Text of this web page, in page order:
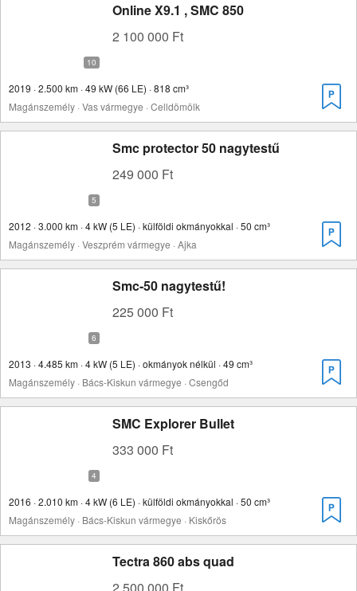
Online X9.1 , SMC 850
2 100 000 Ft
2019 · 2.500 km · 49 kW (66 LE) · 818 cm³
Magánszemély · Vas vármegye · Celldömölk
Smc protector 50 nagytestű
249 000 Ft
2012 · 3.000 km · 4 kW (5 LE) · külföldi okmányokkal · 50 cm³
Magánszemély · Veszprém vármegye · Ajka
Smc-50 nagytestű!
225 000 Ft
2013 · 4.485 km · 4 kW (5 LE) · okmányok nélkül · 49 cm³
Magánszemély · Bács-Kiskun vármegye · Csengőd
SMC Explorer Bullet
333 000 Ft
2016 · 2.010 km · 4 kW (6 LE) · külföldi okmányokkal · 50 cm³
Magánszemély · Bács-Kiskun vármegye · Kiskőrös
Tectra 860 abs quad